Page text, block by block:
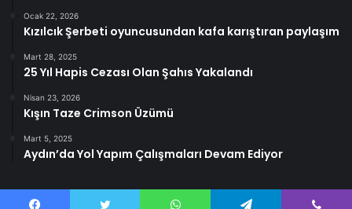
Ocak 22, 2026
Kızılcık Şerbeti oyuncusundan kafa karıştıran paylaşım
Mart 28, 2025
25 Yıl Hapis Cezası Olan Şahıs Yakalandı
Nisan 23, 2026
Kışın Taze Crimson Üzümü
Mart 5, 2025
Aydın’da Yol Yapım Çalışmaları Devam Ediyor